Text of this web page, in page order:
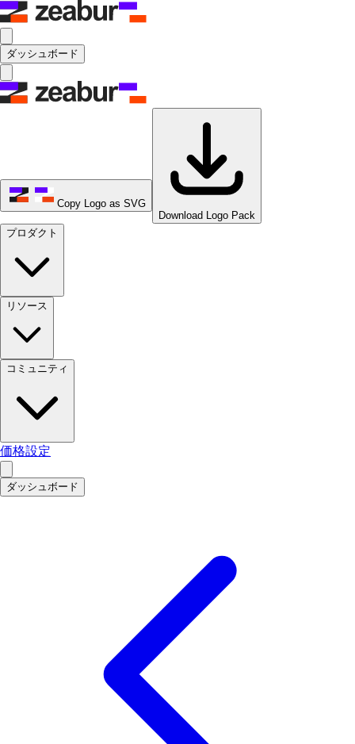
ダッシュボード
Copy Logo as SVG
Download Logo Pack
プロダクト
リソース
コミュニティ
価格設定
ダッシュボード